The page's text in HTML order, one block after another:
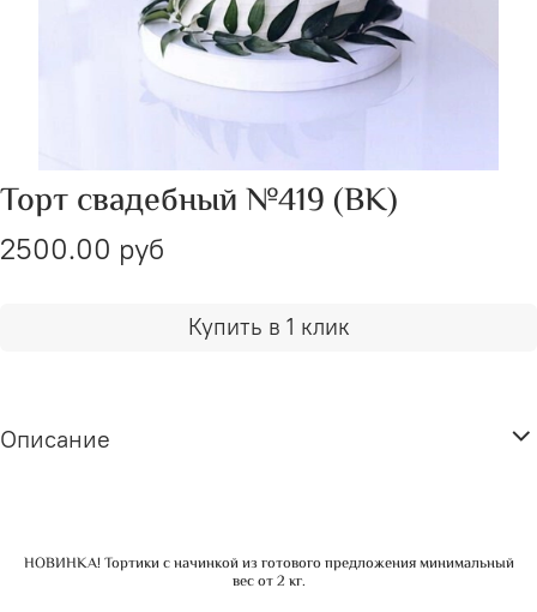
Торт свадебный №419 (ВК)
2500.00 руб
Купить в 1 клик
Описание
НОВИНКА! Тортики с начинкой из готового предложения минимальный
вес от 2 кг.